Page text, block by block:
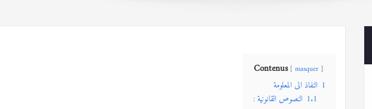
Contenus masquer
1 النفاذ الى المعلومة
1.1 النصوص القانونية :